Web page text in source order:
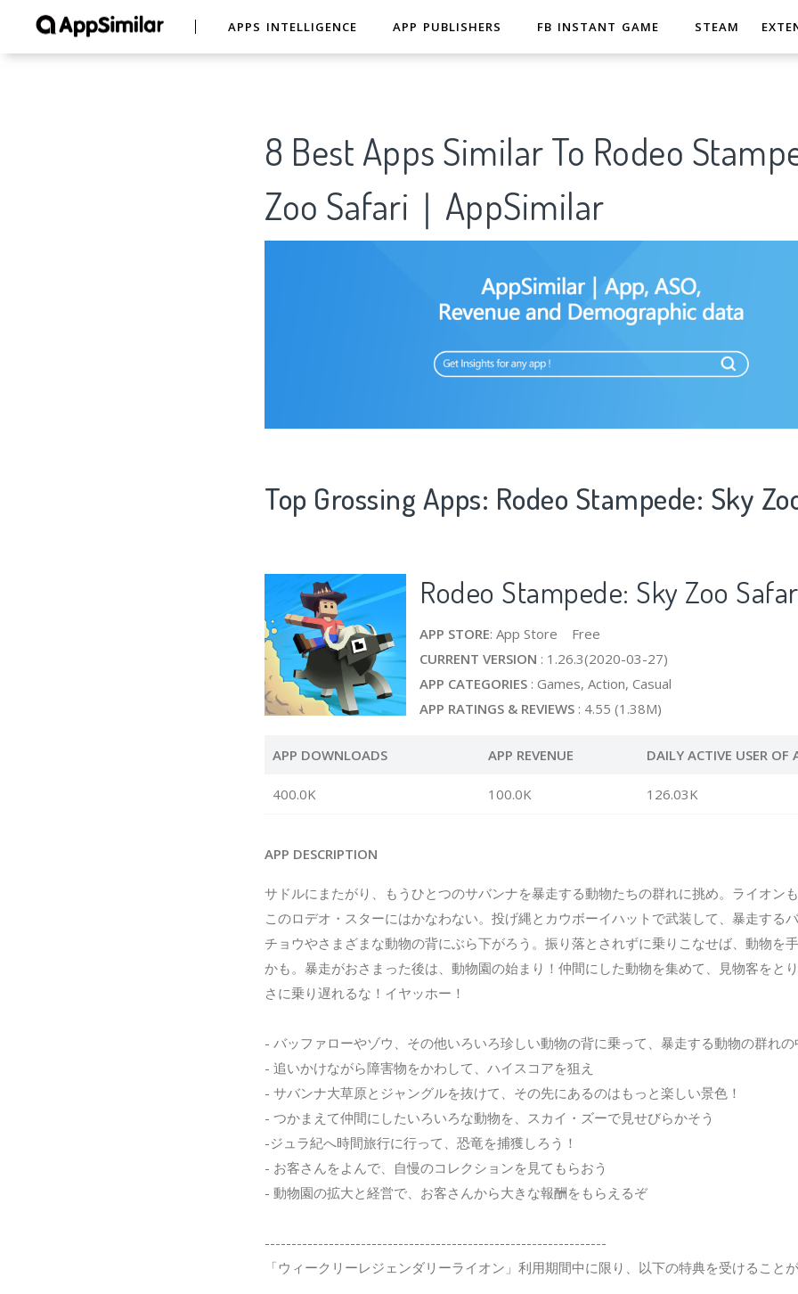
APPS INTELLIGENCE APP PUBLISHERS FB INSTANT GAME STEAM
8 Best Apps Similar To Rodeo
Zoo Safari｜AppSimilar
Top Grossing Apps: Rodeo Stampede: Sky
Rodeo Stampede: Sky Zoo
APP STORE: App Store Free
CURRENT VERSION : 1.26.3(2020-03-27)
APP CATEGORIES : Games, Action, Casual
APP RATINGS & REVIEWS : 4.55 (1.38M)
APP DOWNLOADS APP REVENUE DAILY ACTIVE USER OF
400.0K 100.0K 126.03K
APP DESCRIPTION
サドルにまたがり、もうひとつのサバンナを暴走する動物たちの群れに挑め。ライオンも
このロデオ・スターにはかなわない。投げ縄とカウボーイハットで武装して、暴走する
チョウやさまざまな動物の背にぶら下がろう。振り落とされずに乗りこなせば、動物を
かも。暴走がおさまった後は、動物園の始まり！仲間にした動物を集めて、見物客をと
さに乗り遅れるな！イヤッホー！
- バッファローやゾウ、その他いろいろ珍しい動物の背に乗って、暴走する動物の群れの
- 追いかけながら障害物をかわして、ハイスコアを狙え
- サバンナ大草原とジャングルを抜けて、その先にあるのはもっと楽しい景色！
- つかまえて仲間にしたいろいろな動物を、スカイ・ズーで見せびらかそう
-ジュラ紀へ時間旅行に行って、恐竜を捕獲しろう！
- お客さんをよんで、自慢のコレクションを見てもらおう
- 動物園の拡大と経営で、お客さんから大きな報酬をもらえるぞ
----------------------------------------------------------------
「ウィークリーレジェンダリーライオン」利用期間中に限り、以下の特典を受けることが